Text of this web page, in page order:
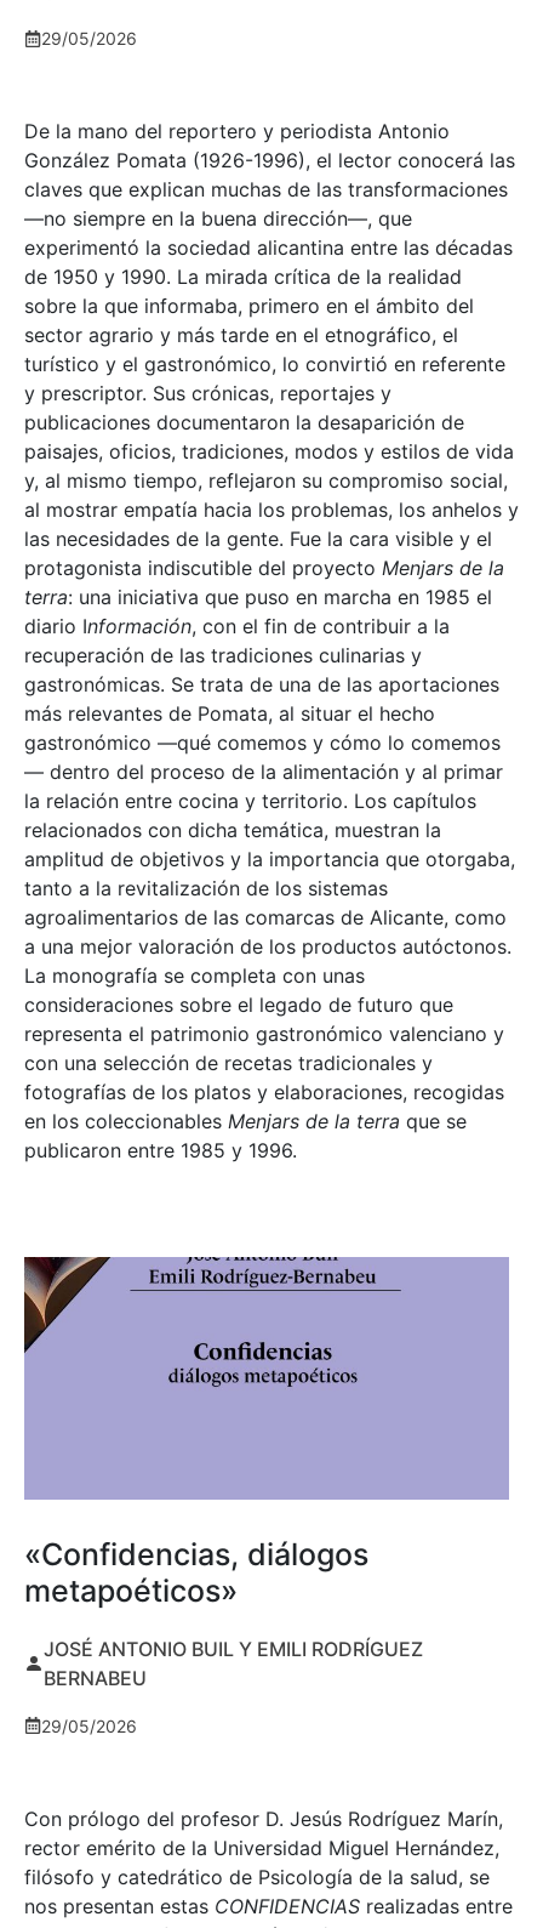
29/05/2026
De la mano del reportero y periodista Antonio
González Pomata (1926-1996), el lector conocerá las
claves que explican muchas de las transformaciones
—no siempre en la buena dirección—, que
experimentó la sociedad alicantina entre las décadas
de 1950 y 1990. La mirada crítica de la realidad
sobre la que informaba, primero en el ámbito del
sector agrario y más tarde en el etnográfico, el
turístico y el gastronómico, lo convirtió en referente
y prescriptor. Sus crónicas, reportajes y
publicaciones documentaron la desaparición de
paisajes, oficios, tradiciones, modos y estilos de vida
y, al mismo tiempo, reflejaron su compromiso social,
al mostrar empatía hacia los problemas, los anhelos y
las necesidades de la gente. Fue la cara visible y el
protagonista indiscutible del proyecto Menjars de la
terra: una iniciativa que puso en marcha en 1985 el
diario Información, con el fin de contribuir a la
recuperación de las tradiciones culinarias y
gastronómicas. Se trata de una de las aportaciones
más relevantes de Pomata, al situar el hecho
gastronómico —qué comemos y cómo lo comemos
— dentro del proceso de la alimentación y al primar
la relación entre cocina y territorio. Los capítulos
relacionados con dicha temática, muestran la
amplitud de objetivos y la importancia que otorgaba,
tanto a la revitalización de los sistemas
agroalimentarios de las comarcas de Alicante, como
a una mejor valoración de los productos autóctonos.
La monografía se completa con unas
consideraciones sobre el legado de futuro que
representa el patrimonio gastronómico valenciano y
con una selección de recetas tradicionales y
fotografías de los platos y elaboraciones, recogidas
en los coleccionables Menjars de la terra que se
publicaron entre 1985 y 1996.
«Confidencias, diálogos
metapoéticos»
JOSÉ ANTONIO BUIL Y EMILI RODRÍGUEZ
BERNABEU
29/05/2026
Con prólogo del profesor D. Jesús Rodríguez Marín,
rector emérito de la Universidad Miguel Hernández,
filósofo y catedrático de Psicología de la salud, se
nos presentan estas CONFIDENCIAS realizadas entre